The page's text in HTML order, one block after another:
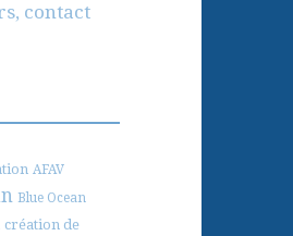
contact
AFAV
Blue Ocean
création de